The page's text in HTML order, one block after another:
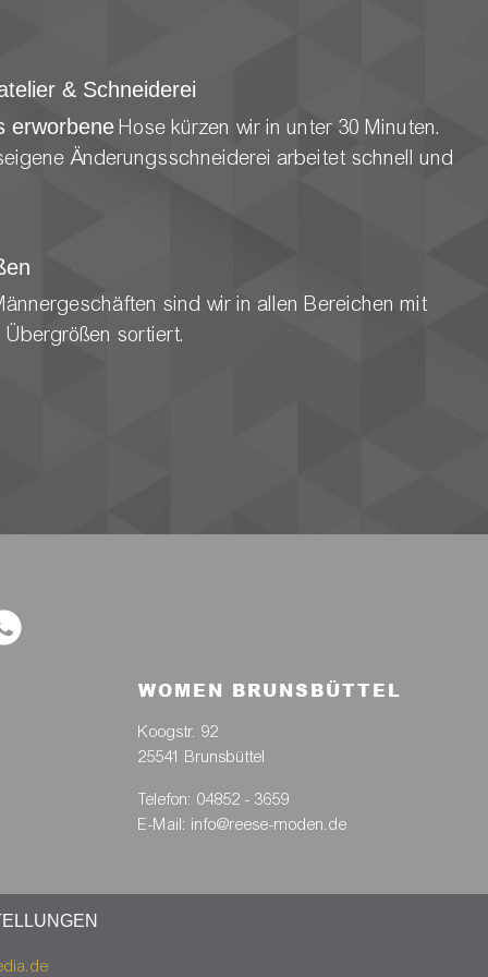
& Schneiderei
erworbeneHose kürzen wir in unter 30 Minuten.
Änderungsschneiderei arbeitet schnell und
sind wir in allen Bereichen mit
sortiert.
WOMEN BRUNSBÜTTEL
Koogstr. 92
25541 Brunsbüttel
Telefon: 04852 - 3659
E-Mail: info@reese-moden.de